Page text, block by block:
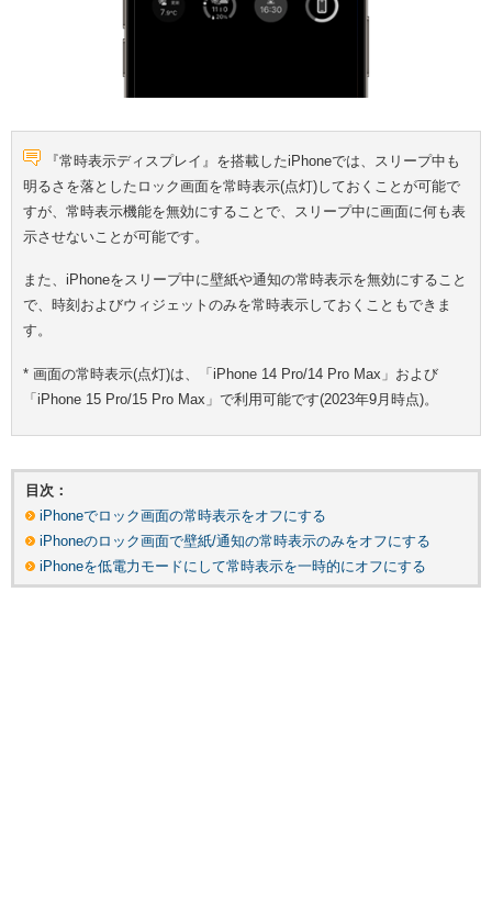
『常時表示ディスプレイ』を搭載したiPhoneでは、スリープ中も
明るさを落としたロック画面を常時表示(点灯)しておくことが可能で
すが、常時表示機能を無効にすることで、スリープ中に画面に何も表
示させないことが可能です。
また、iPhoneをスリープ中に壁紙や通知の常時表示を無効にすること
で、時刻およびウィジェットのみを常時表示しておくこともできま
す。
* 画面の常時表示(点灯)は、「iPhone 14 Pro/14 Pro Max」および
「iPhone 15 Pro/15 Pro Max」で利用可能です(2023年9月時点)。
目次：
iPhoneでロック画面の常時表示をオフにする
iPhoneのロック画面で壁紙/通知の常時表示のみをオフにする
iPhoneを低電力モードにして常時表示を一時的にオフにする